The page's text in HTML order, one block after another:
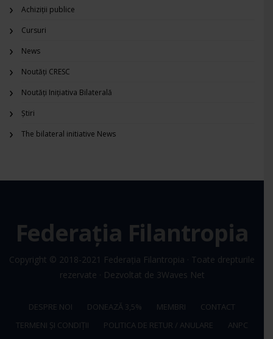
Achiziții publice
Cursuri
News
Noutăți CRESC
Noutăți Inițiativa Bilaterală
Știri
The bilateral initiative News
Federația Filantropia
Copyright © 2018-2021 Federația Filantropia · Toate drepturile
rezervate · Dezvoltat de 3Waves Net
DESPRE NOI DONEAZĂ 3,5% MEMBRI
CONTACT
TERMENI ȘI CONDIȚII
POLITICA DE RETUR / ANULARE ANPC